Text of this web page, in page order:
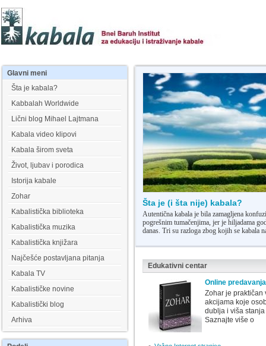
Šta je (i šta nije) kabala?
Autentična kabala je bila zamagljena
pogrešnim tumačenjima, jer je hiljadama
danas. Tri su razloga zbog kojih se
Edukativni centar
Online
Zohar je praktičan
akcijama koje
dublja i viša
Saznajte više o
Glavni meni
Šta je kabala?
Kabbalah Worldwide
Lični blog Mihael Lajtmana
Kabala video klipovi
Kabala širom sveta
Život, ljubav i porodica
Istorija kabale
Zohar
Kabalistička biblioteka
Kabalistička muzika
Kabalistička knjižara
Najčešće postavljana pitanja
Kabala TV
Kabalističke novine
Kabalistički blog
Arhiva